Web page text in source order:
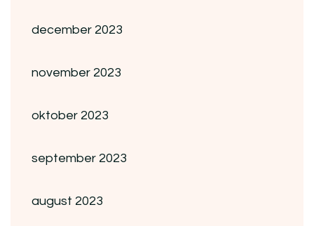
december 2023
november 2023
oktober 2023
september 2023
august 2023